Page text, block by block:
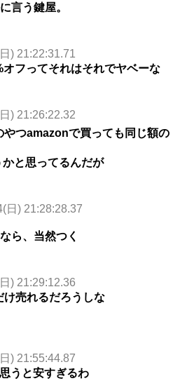
言う鍵屋。
) 21:22:31.71
フってそれはそれでヤベーな
) 21:26:22.32
やつamazonで買っても同じ額の
と思ってるんだが
日) 21:28:28.37
ら、当然つく
) 21:29:12.36
け売れるだろうしな
) 21:55:44.87
うと安すぎるわ